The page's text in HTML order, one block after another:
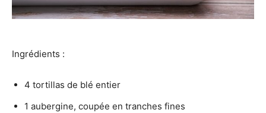
Ingrédients :
4 tortillas de blé entier
1 aubergine, coupée en tranches fines